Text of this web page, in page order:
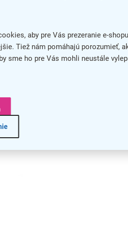
aby pre Vás prezeranie e-
Tiež nám pomáhajú porozumieť,
sme ho pre Vás mohli neustále
celá konštrukcia potom pôsobí